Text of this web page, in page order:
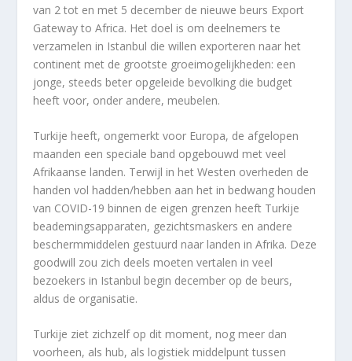
van 2 tot en met 5 december de nieuwe beurs Export
Gateway to Africa. Het doel is om deelnemers te
verzamelen in Istanbul die willen exporteren naar het
continent met de grootste groeimogelijkheden: een
jonge, steeds beter opgeleide bevolking die budget
heeft voor, onder andere, meubelen.
Turkije heeft, ongemerkt voor Europa, de afgelopen
maanden een speciale band opgebouwd met veel
Afrikaanse landen. Terwijl in het Westen overheden de
handen vol hadden/hebben aan het in bedwang houden
van COVID-19 binnen de eigen grenzen heeft Turkije
beademingsapparaten, gezichtsmaskers en andere
beschermmiddelen gestuurd naar landen in Afrika. Deze
goodwill zou zich deels moeten vertalen in veel
bezoekers in Istanbul begin december op de beurs,
aldus de organisatie.
Turkije ziet zichzelf op dit moment, nog meer dan
voorheen, als hub, als logistiek middelpunt tussen